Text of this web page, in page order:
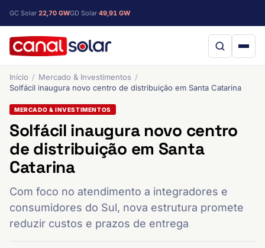
GC Solar 22,70 GWGD Solar 49,91 GW
Início
Mercado & Investimentos
Solfácil inaugura novo centro de distribuição em Santa Catarina
MERCADO & INVESTIMENTOS
Solfácil inaugura novo centro
de distribuição em Santa
Catarina
Com foco no atendimento a integradores e
consumidores do Sul, nova estrutura promete
reduzir custos e prazos de entrega